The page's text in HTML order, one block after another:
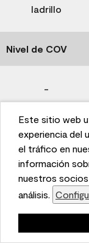
This website
and to analyze
We also share
with our social
partners.
Este sitio web
experiencia del
el tráfico en
información
nuestros
análisis.
ladrillo
Nivel de COV
-
Coverage (Sq.
350-400